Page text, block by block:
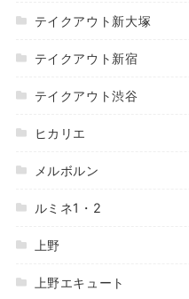
テイクアウト新大塚
テイクアウト新宿
テイクアウト渋谷
ヒカリエ
メルボルン
ルミネ1・2
上野
上野エキュート